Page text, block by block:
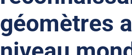
géomètres